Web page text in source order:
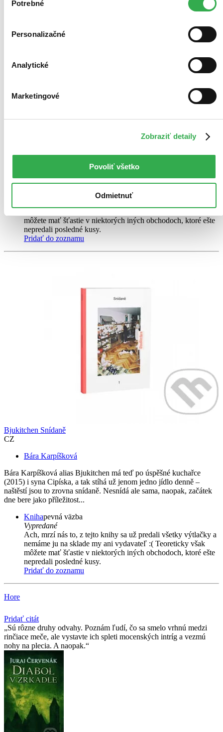
keby sme mohli používať všetky tieto cookies. Ďakujeme!
súhlasu
Potrebné
Personalizačné
Analytické
Marketingové
Zobraziť detaily
Povoliť všetko
Odmietnuť
Bjukitchen
Bjukitchen je knihou Báry Karpíškové o vaření, jídle a strhující
manželky Tomáše Karpíška...
Knihapevná väzba
môžete mať šťastie v niektorých iných obchodoch, ktoré ešte
nepredali posledné kusy.
Pridať do zoznamu
Bjukitchen Snídaně
CZ
Bára Karpíšková
Bára Karpíšková alias Bjukitchen má teď po úspěšné kuchařce
(2015) i syna Cipíska, a tak stíhá už jenom jedno jídlo denně –
naštěstí jsou to zrovna snídaně. Nesnídá ale sama, naopak, začátek
dne bere jako příležitost...
Knihapevná väzba
Vypredané
Ach, mrzí nás to, z tejto knihy sa už predali všetky výtlačky a
nemáme ju na sklade my ani vydavateľ :( Teoreticky však
môžete mať šťastie v niektorých iných obchodoch, ktoré ešte
nepredali posledné kusy.
Pridať do zoznamu
Hore
Pridať citát
Sú rôzne druhy odvahy. Poznám ľudí, čo sa smelo vrhnú medzi
rinčiace meče, ale vystavte ich spleti mocenských intríg a vezmú
nohy na plecia. A naopak.